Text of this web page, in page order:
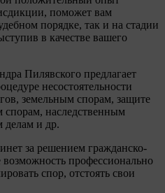
поможет вам
порядке, так и на стадии
в качестве вашего
Пилявского предлагает
несостоятельности
земельным спорам, защите
спорам, наследственным
делам и др.
за решением гражданско-
профессионально
спор, отстоять свои